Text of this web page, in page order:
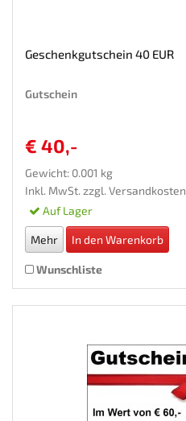
Geschenkgutschein 40 EUR
Gutschein
€ 40,-
Gewicht: 0.001 kg
Inkl. MwSt. zzgl. Versandkosten
Auf Lager
Mehr In den Warenkorb
Wunschliste